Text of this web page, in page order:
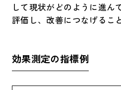
して現状がどのように進ん
評価し、改善につなげるこ
効果測定の指標例